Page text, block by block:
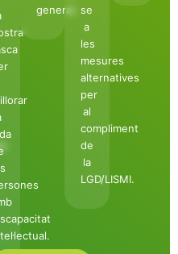
general.
se
a
les
mesures
alternatives
per
al
compliment
de
la
LGD/LISMI.